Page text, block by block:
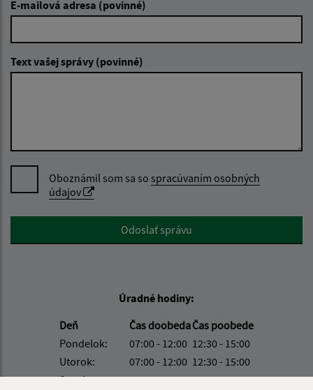
E-mailová adresa (povinné)
Text vašej správy (povinné)
Oboznámil som sa so spracúvaním osobných
údajov
Google reCaptcha ResponseOdoslať správu
Úradné hodiny:
Deň
Čas doobedaČas poobede
Pondelok:
07:00 - 12:00 12:30 - 15:00
Utorok:
07:00 - 12:00 12:30 - 15:00
Streda:
07:00 - 12:00 12:30 - 16:30